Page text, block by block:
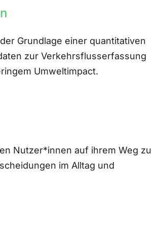
Grundlage einer quantitativen
zur Verkehrsflusserfassung
Umweltimpact.
Nutzer*innen auf ihrem Weg zu
im Alltag und